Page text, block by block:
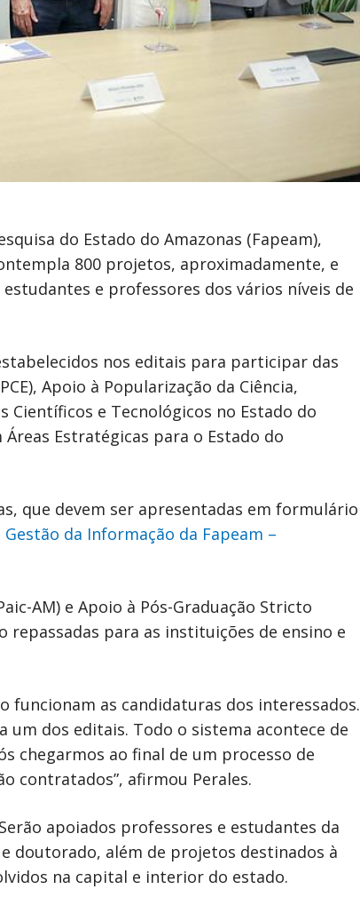
do Estado do Amazonas (Fapeam),
800 projetos, aproximadamente, e
e professores dos vários níveis de
nos editais para participar das
Apoio à Popularização da Ciência,
Científicos e Tecnológicos no Estado do
Áreas Estratégicas para o Estado do
que devem ser apresentadas em formulário
Gestão da Informação da Fapeam –
AM) e Apoio à Pós-Graduação Stricto
repassadas para as instituições de ensino e
funcionam as candidaturas dos interessados.
um dos editais. Todo o sistema acontece de
chegarmos ao final de um processo de
contratados”, afirmou Perales.
apoiados professores e estudantes da
doutorado, além de projetos destinados à
na capital e interior do estado.